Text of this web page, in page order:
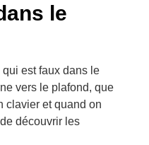
le
est faux dans le
vers le plafond, que
clavier et quand on
découvrir les